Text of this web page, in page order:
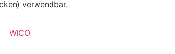
verwendbar.
WICO